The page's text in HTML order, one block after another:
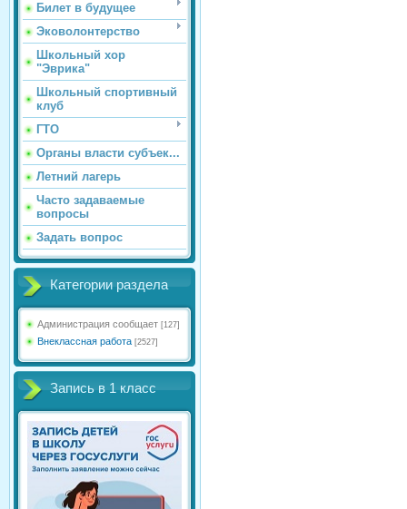
Билет в будущее
Эковолонтерство
Школьный хор
"Эврика"
Школьный спортивный
клуб
ГТО
Органы власти субъек...
Летний лагерь
Часто задаваемые
вопросы
Задать вопрос
Категории раздела
Администрация сообщает [127]
Внеклассная работа [2527]
Запись в 1 класс